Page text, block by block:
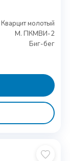
Кварцит молотый
М. ПКМВИ-2
Биг-бег